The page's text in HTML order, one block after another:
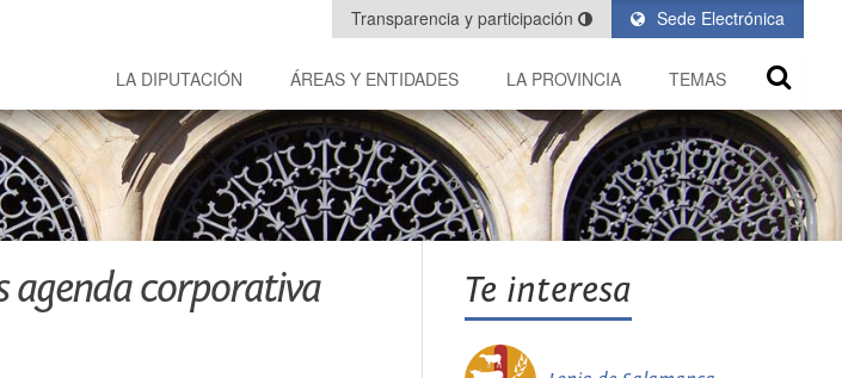
Sede Electrónica
Transparencia y participación
LA DIPUTACIÓN ÁREAS Y ENTIDADES LA PROVINCIA TEMAS
agenda corporativa Te interesa